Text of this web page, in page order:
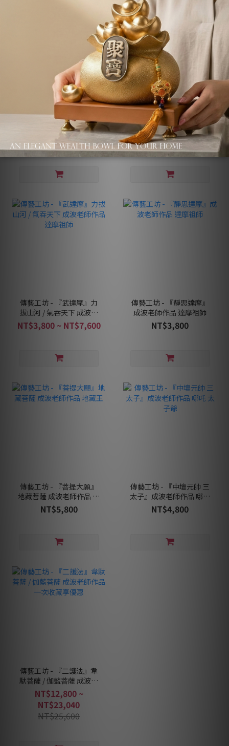
傳藝工坊 - 『觀自在』觀
音菩薩 成波老師作品
NT$6,800
NT$8,800
傳藝工坊 - 『慈悲大願』
地藏菩薩 成波老師作品 地
藏王
NT$3,800
NT$4,280
傳藝工坊 - 『武達摩』力
拔山河 / 氣吞天下 成波老
師作品 達摩祖師
NT$3,800 ~ NT$7,600
傳藝工坊 - 『靜思達摩』
成波老師作品 達摩祖師
NT$3,800
傳藝工坊 - 『菩提大願』
地藏菩薩 成波老師作品 地
藏王
NT$5,800
傳藝工坊 - 『中壇元帥 三
太子』成波老師作品 哪吒
太子爺
NT$4,800
傳藝工坊 - 『二護法』韋
馱菩薩 / 伽藍菩薩 成波老
師作品 一次收藏享優惠
NT$12,800 ~
NT$23,040
NT$25,600